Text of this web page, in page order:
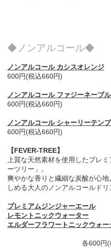
◆ノンアルコール◆
ノンアルコール カシスオレンジ
600円(税込660円)
ノンアルコール ファジーネーブル
600円(税込660円)
ノンアルコール シャーリーテン
600円(税込660円)
【FEVER-TREE】
上質な天然素材を使用したプレ
ーツリー」。
爽やかな香りと繊細な炭酸が心
しめる大人のノンアルコールドリ
プレミアムジンジャーエール
レモントニックウォーター
エルダーフラワートニックウォー
各600円(税込